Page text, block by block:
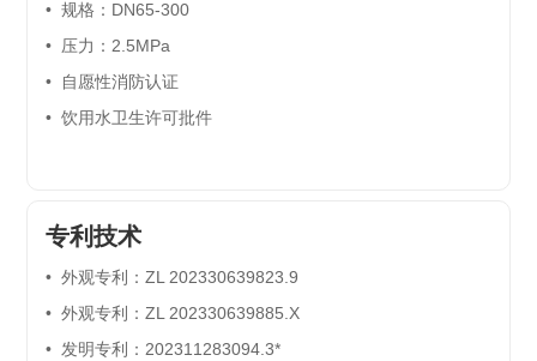
• 规格：DN65-300
• 压力：2.5MPa
• 自愿性消防认证
• 饮用水卫生许可批件
专利技术
• 外观专利：ZL 202330639823.9
• 外观专利：ZL 202330639885.X
• 发明专利：202311283094.3*